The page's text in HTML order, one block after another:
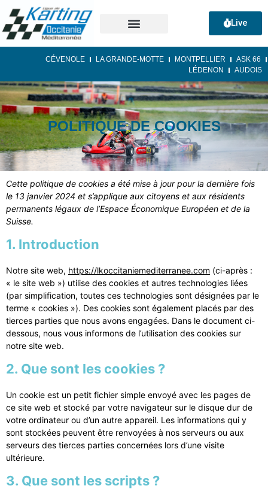
Live
CÉVENOLE LA GRANDE-MOTTE MONTPELLIER
ASK 66
LÉDENON
AUDOIS
POLITIQUE DE COOKIES
Cette politique de cookies a été mise à jour pour la dernière fois
le 13 janvier 2024 et s’applique aux citoyens et aux résidents
permanents légaux de l’Espace Économique Européen et de la
Suisse.
1. Introduction
Notre site web, https://lkoccitaniemediterranee.com (ci-après :
« le site web ») utilise des cookies et autres technologies liées
(par simplification, toutes ces technologies sont désignées par le
terme « cookies »). Des cookies sont également placés par des
tierces parties que nous avons engagées. Dans le document ci-
dessous, nous vous informons de l’utilisation des cookies sur
notre site web.
2. Que sont les cookies ?
Un cookie est un petit fichier simple envoyé avec les pages de
ce site web et stocké par votre navigateur sur le disque dur de
votre ordinateur ou d’un autre appareil. Les informations qui y
sont stockées peuvent être renvoyées à nos serveurs ou aux
serveurs des tierces parties concernées lors d’une visite
ultérieure.
3. Que sont les scripts ?